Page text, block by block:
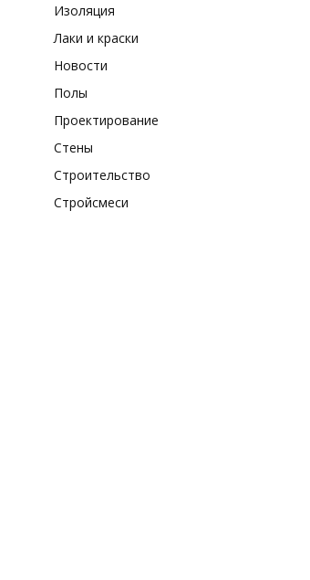
Изоляция
Лаки и краски
Новости
Полы
Проектирование
Стены
Строительство
Стройсмеси